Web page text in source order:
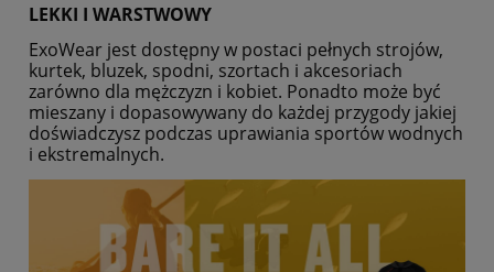
LEKKI I WARSTWOWY
ExoWear jest dostępny w postaci pełnych strojów,
kurtek, bluzek, spodni, szortach i akcesoriach
zarówno dla mężczyzn i kobiet. Ponadto może być
mieszany i dopasowywany do każdej przygody jakiej
doświadczysz podczas uprawiania sportów wodnych
i ekstremalnych.